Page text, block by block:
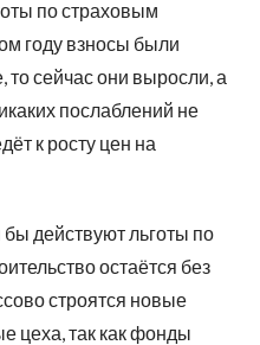
по страховым
году взносы были
то сейчас они выросли, а
послаблений не
к росту цен на
действуют льготы по
остаётся без
строятся новые
цеха, так как фонды